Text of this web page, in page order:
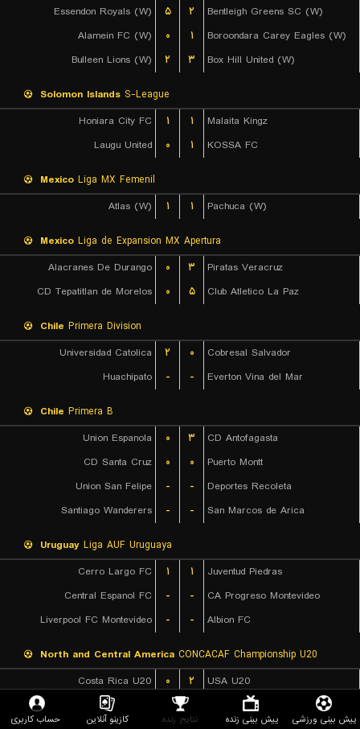
Essendon Royals (W)
۵ ۲
Bentleigh Greens SC (W)
Alamein FC (W)
۰ ۱
Boroondara Carey Eagles (W)
Bulleen Lions (W)
۲ ۳ Box Hill United (W)
Solomon Islands S-League
Honiara City FC
۱ ۱
Malaita Kingz
Laugu United
۰ ۱ KOSSA FC
Mexico Liga MX Femenil
Atlas (W)
۱ ۱ Pachuca (W)
Mexico Liga de Expansion MX Apertura
Alacranes De Durango
۰ ۳
Piratas Veracruz
CD Tepatitlan de Morelos
۰ ۵ Club Atletico La Paz
Chile Primera Division
Universidad Catolica
۲ ۰
Cobresal Salvador
Huachipato
- - Everton Vina del Mar
Chile Primera B
Union Espanola
۰ ۳
CD Antofagasta
CD Santa Cruz
۰ ۰
Puerto Montt
Union San Felipe
- -
Deportes Recoleta
Santiago Wanderers
- - San Marcos de Arica
Uruguay Liga AUF Uruguaya
Cerro Largo FC
۱ ۱
Juventud Piedras
Central Espanol FC
- -
CA Progreso Montevideo
Liverpool FC Montevideo
- - Albion FC
North and Central America CONCACAF Championship U20
Costa Rica U20
۰ ۲
USA U20
Canada U20
Mexico U20
پیش بینی ورزشی پیش بینی زنده نتایج زنده کازینو آنلاین حساب کاربری